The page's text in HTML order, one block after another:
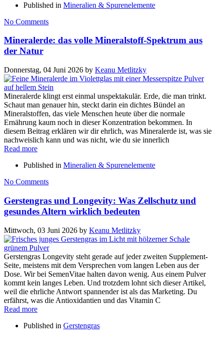
Published in Mineralien & Spurenelemente
No Comments
Mineralerde: das volle Mineralstoff-Spektrum aus
der Natur
Donnerstag, 04 Juni 2026 by Keanu Metlitzky
Mineralerde klingt erst einmal unspektakulär. Erde, die man trinkt.
Schaut man genauer hin, steckt darin ein dichtes Bündel an
Mineralstoffen, das viele Menschen heute über die normale
Ernährung kaum noch in dieser Konzentration bekommen. In
diesem Beitrag erklären wir dir ehrlich, was Mineralerde ist, was sie
nachweislich kann und was nicht, wie du sie innerlich
Read more
Published in Mineralien & Spurenelemente
No Comments
Gerstengras und Longevity: Was Zellschutz und
gesundes Altern wirklich bedeuten
Mittwoch, 03 Juni 2026 by Keanu Metlitzky
Gerstengras Longevity steht gerade auf jeder zweiten Supplement-
Seite, meistens mit dem Versprechen vom langen Leben aus der
Dose. Wir bei SemenVitae halten davon wenig. Aus einem Pulver
kommt kein langes Leben. Und trotzdem lohnt sich dieser Artikel,
weil die ehrliche Antwort spannender ist als das Marketing. Du
erfährst, was die Antioxidantien und das Vitamin C
Read more
Published in Gerstengras